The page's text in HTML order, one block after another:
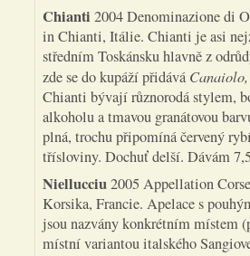
Chianti 2004 Denominazione di
in Chianti, Itálie. Chianti je asi
středním Toskánsku hlavně z
zde se do kupáží přidává
Chianti bývají různorodá stylem,
alkoholu a tmavou granátovou
plná, trochu připomíná červený
třísloviny. Dochuť delší. Dávám
Niellucciu2005 Appellation
Korsika, Francie. Apelace s
jsou nazvány konkrétním místem
místní variantou italského